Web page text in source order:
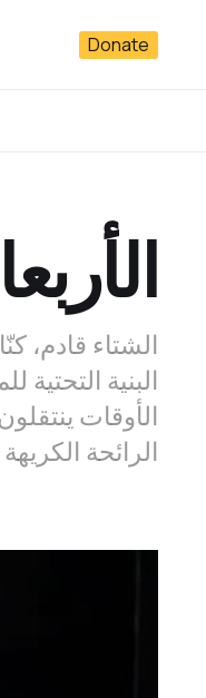
Donate
الأربعاء 25/
الشتاء قادم،
البنية
الأوقات
الرائحة